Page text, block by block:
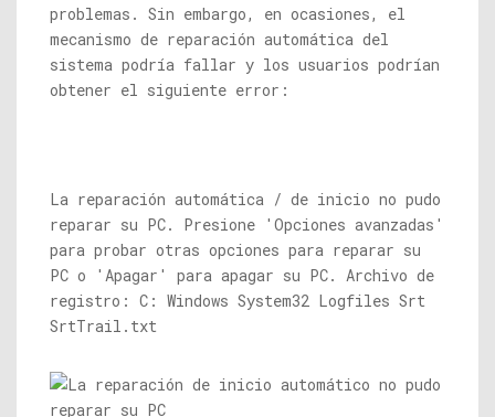
problemas. Sin embargo, en ocasiones, el
mecanismo de reparación automática del
sistema podría fallar y los usuarios podrían
obtener el siguiente error:
La reparación automática / de inicio no pudo
reparar su PC. Presione 'Opciones avanzadas'
para probar otras opciones para reparar su
PC o 'Apagar' para apagar su PC. Archivo de
registro: C: Windows System32 Logfiles Srt
SrtTrail.txt